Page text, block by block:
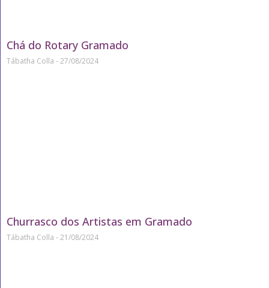
Chá do Rotary Gramado
Tábatha Colla 27/08/2024
Churrasco dos Artistas em Gramado
Tábatha Colla 21/08/2024